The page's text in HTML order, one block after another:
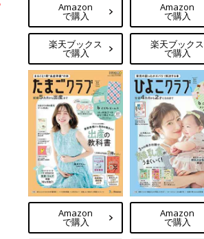
Amazon
で購入
楽天ブックス
で購入
Amazon
で購入
楽天ブックス
で購入
Amazon
で購入
Amazon
で購入